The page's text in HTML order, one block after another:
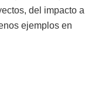
del impacto a
ejemplos en